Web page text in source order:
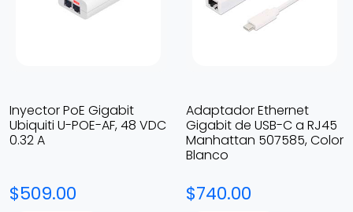
Inyector PoE Gigabit
Ubiquiti U-POE-AF, 48 VDC
0.32 A
$509.00
Adaptador Ethernet
Gigabit de USB-C a RJ45
Manhattan 507585, Color
Blanco
$740.00